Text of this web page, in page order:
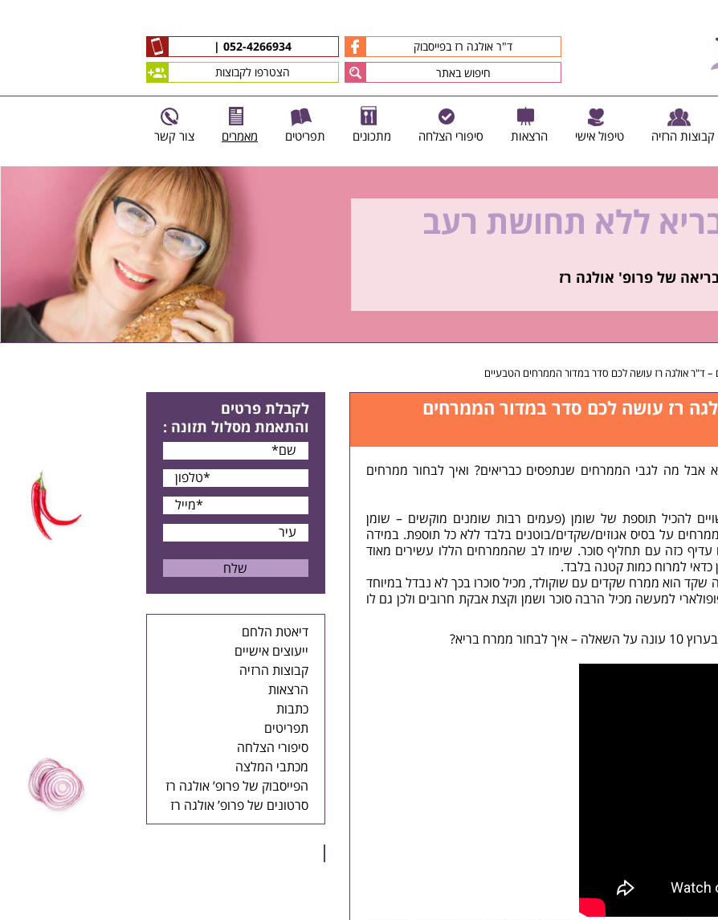
052-4266934
|
ד"ר אולגה רז בפייסבוק
הצטרפו לקבוצות
קבוצות הרזיה טיפול אישי הרצאות סיפורי הצלחה מתכונים תפריטים מאמרים צור קשר
הזה ולזה שאחריו!
ללא תחושת רעב
של פרופ' אולגה רז
– ד"ר אולגה רז עושה לכם סדר במדור הממרחים הטבעיים
רז עושה לכם סדר במדור הממרחים
אבל מה לגבי הממרחים שנתפסים כבריאים? ואיך לבחור ממרחים
להכיל תוספת של שומן (פעמים רבות שומנים מוקשים – שומן
ממרחים על בסיס אגוזים/שקדים/בוטנים בלבד ללא כל תוספת. במידה
כזה עם תחליף סוכר. שימו לב שהממרחים הללו עשירים מאוד
שקד הוא ממרח שקדים עם שוקולד, מכיל סוכרו בכך לא נבדל במיוחד
למעשה מכיל הרבה סוכר ושמן וקצת אבקת חרובים ולכן גם לו
בריא?
לקבלת פרטים
והתאמת מסלול תזונה :
דיאטת הלחם
ייעוצים אישיים
קבוצות הרזיה
הרצאות
כתבות
תפריטים
סיפורי הצלחה
מכתבי המלצה
הפייסבוק של פרופ’ אולגה רז
סרטונים של פרופ’ אולגה רז